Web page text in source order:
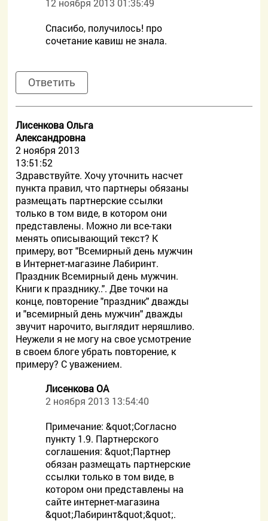
12 ноября 2013 01:35:49
Спасибо, получилось! про
сочетание кавиш не знала.
Ответить
Лисенкова Ольга
Александровна
2 ноября 2013
13:51:52
Здравствуйте. Хочу уточнить насчет
пункта правил, что партнеры обязаны
размещать партнерские ссылки
только в том виде, в котором они
представлены. Можно ли все-таки
менять описывающий текст? К
примеру, вот "Всемирный день мужчин
в Интернет-магазине Лабиринт.
Праздник Всемирный день мужчин.
Книги к празднику..". Две точки на
конце, повторение "праздник" дважды
и "всемирный день мужчин" дважды
звучит нарочито, выглядит неряшливо.
Неужели я не могу на свое усмотрение
в своем блоге убрать повторение, к
примеру? С уважением.
Лисенкова ОА
2 ноября 2013 13:54:40
Примечание: &quot;Согласно
пункту 1.9. Партнерского
соглашения: &quot;Партнер
обязан размещать партнерские
ссылки только в том виде, в
котором они представлены на
сайте интернет-магазина
&quot;Лабиринт&quot;&quot;.